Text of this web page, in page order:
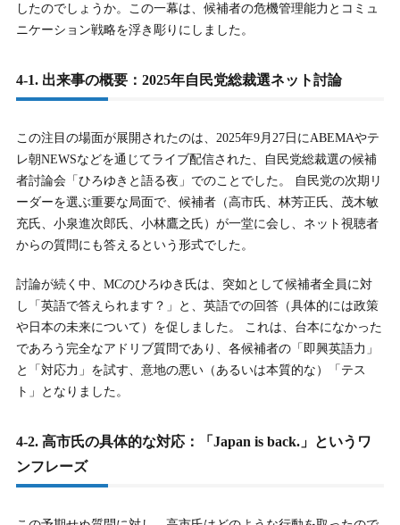
したのでしょうか。この一幕は、候補者の危機管理能力とコミュ
ニケーション戦略を浮き彫りにしました。
4-1. 出来事の概要：2025年自民党総裁選ネット討論
この注目の場面が展開されたのは、2025年9月27日にABEMAやテ
レ朝NEWSなどを通じてライブ配信された、自民党総裁選の候補
者討論会「ひろゆきと語る夜」でのことでした。 自民党の次期リ
ーダーを選ぶ重要な局面で、候補者（高市氏、林芳正氏、茂木敏
充氏、小泉進次郎氏、小林鷹之氏）が一堂に会し、ネット視聴者
からの質問にも答えるという形式でした。
討論が続く中、MCのひろゆき氏は、突如として候補者全員に対
し「英語で答えられます？」と、英語での回答（具体的には政策
や日本の未来について）を促しました。 これは、台本になかった
であろう完全なアドリブ質問であり、各候補者の「即興英語力」
と「対応力」を試す、意地の悪い（あるいは本質的な）「テス
ト」となりました。
4-2. 高市氏の具体的な対応：「Japan is back.」というワ
ンフレーズ